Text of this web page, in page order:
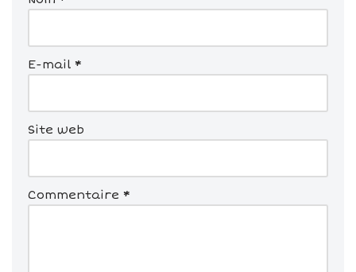
E-mail *
Site web
Commentaire *